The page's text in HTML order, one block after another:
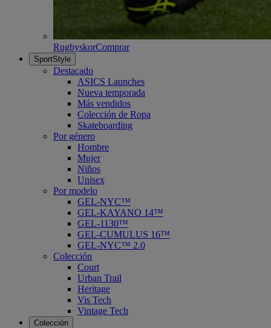
RugbyskorComprar
SportStyle
Destacado
ASICS Launches
Nueva temporada
Más vendidos
Colección de Ropa
Skateboarding
Por género
Hombre
Mujer
Niños
Unisex
Por modelo
GEL-NYC™
GEL-KAYANO 14™
GEL-1130™
GEL-CUMULUS 16™
GEL-NYC™ 2.0
Colección
Court
Urban Trail
Heritage
Vis Tech
Vintage Tech
Colección